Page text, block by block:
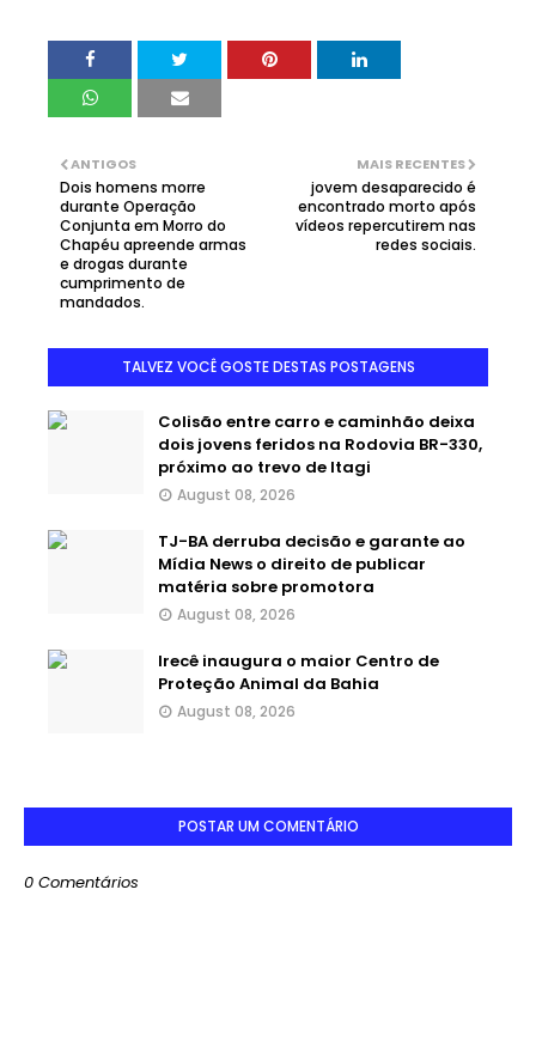
MAIS RECENTES
jovem desaparecido é
encontrado morto após
vídeos repercutirem nas
redes sociais.
ANTIGOS
Dois homens morre
durante Operação
Conjunta em Morro do
Chapéu apreende armas
e drogas durante
cumprimento de
mandados.
TALVEZ VOCÊ GOSTE DESTAS POSTAGENS
Colisão entre carro e caminhão deixa
dois jovens feridos na Rodovia BR-330,
próximo ao trevo de Itagi
August 08, 2026
TJ-BA derruba decisão e garante ao
Mídia News o direito de publicar
matéria sobre promotora
August 08, 2026
Irecê inaugura o maior Centro de
Proteção Animal da Bahia
August 08, 2026
POSTAR UM COMENTÁRIO
0 Comentários